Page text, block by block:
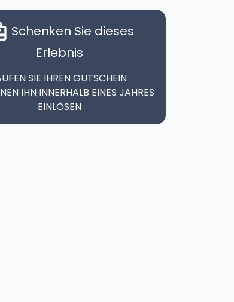
Schenken Sie dieses
Erlebnis
SIE IHREN GUTSCHEIN
IHN INNERHALB EINES JAHRES
EINLÖSEN